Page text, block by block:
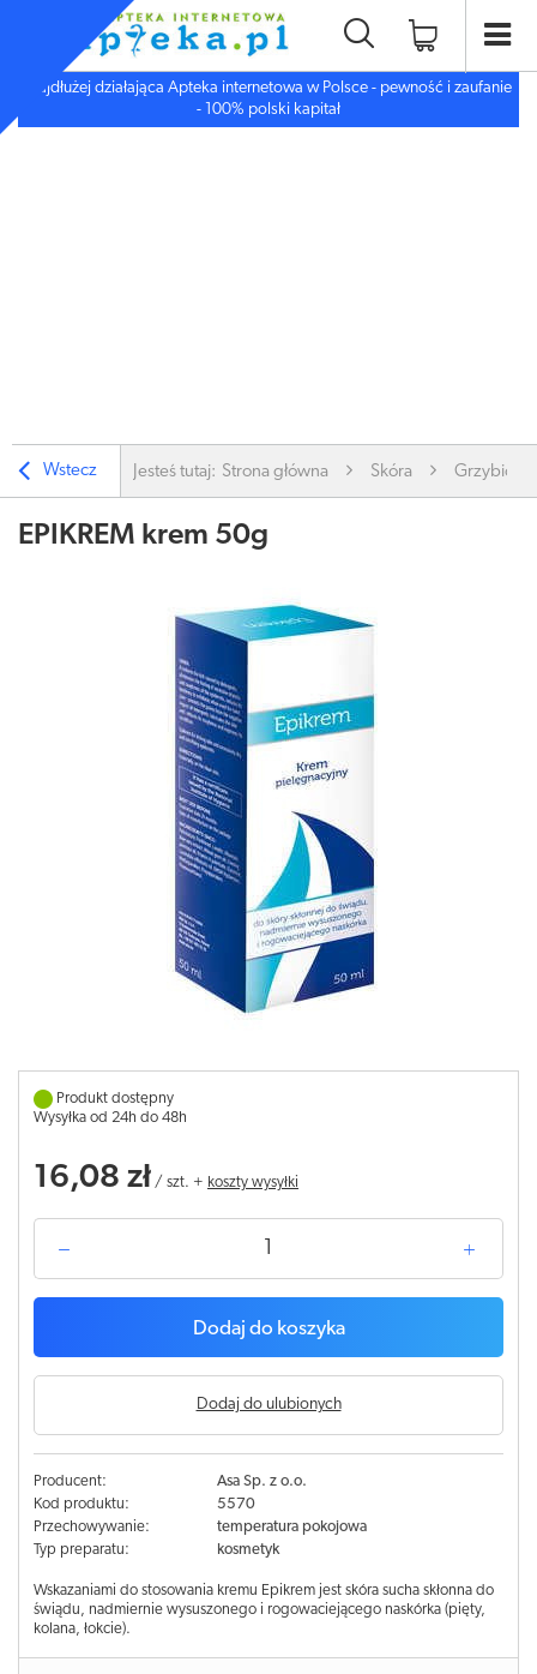
Najdłużej działająca Apteka internetowa w Polsce - pewność i zaufanie
- 100% polski kapitał
Wstecz Jesteś tutaj: Strona główna Skóra Grzybica,
EPIKREM krem 50g
Produkt dostępny
Wysyłka od 24h do 48h
16,08 zł / szt. + koszty wysyłki
Dodaj do koszyka
Dodaj do ulubionych
Producent:
Asa Sp. z o.o.
Kod produktu:
5570
Przechowywanie:
temperatura pokojowa
Typ preparatu:
kosmetyk
Wskazaniami do stosowania kremu Epikrem jest skóra sucha skłonna do
świądu, nadmiernie wysuszonego i rogowaciejącego naskórka (pięty,
kolana, łokcie).